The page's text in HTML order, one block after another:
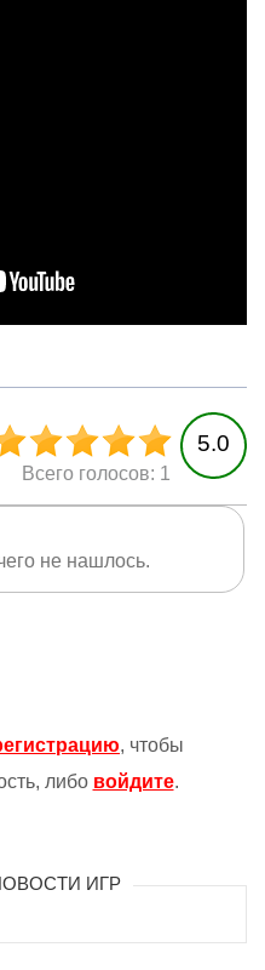
5.0
Всего голосов: 1
не нашлось.
, чтобы
либо войдите.
ИГР